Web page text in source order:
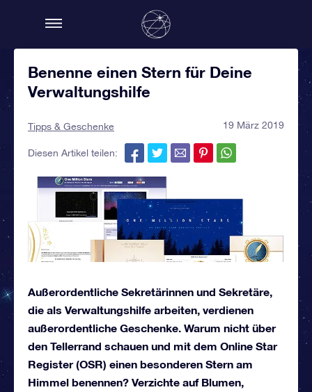
Benenne einen Stern für Deine
Verwaltungshilfe
Tipps & Geschenke 19 März 2019
Diesen Artikel teilen:
Außerordentliche Sekretärinnen und Sekretäre,
die als Verwaltungshilfe arbeiten, verdienen
außerordentliche Geschenke. Warum nicht über
den Tellerrand schauen und mit dem Online Star
Register (OSR) einen besonderen Stern am
Himmel benennen? Verzichte auf Blumen,